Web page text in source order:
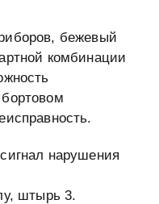
бежевый
комбинации
нарушения
штырь 3.